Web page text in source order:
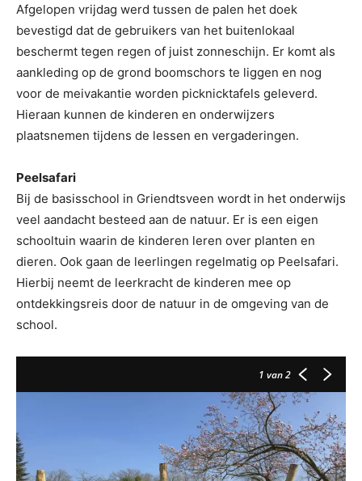
Afgelopen vrijdag werd tussen de palen het doek
bevestigd dat de gebruikers van het buitenlokaal
beschermt tegen regen of juist zonneschijn. Er komt als
aankleding op de grond boomschors te liggen en nog
voor de meivakantie worden picknicktafels geleverd.
Hieraan kunnen de kinderen en onderwijzers
plaatsnemen tijdens de lessen en vergaderingen.
Peelsafari
Bij de basisschool in Griendtsveen wordt in het onderwijs
veel aandacht besteed aan de natuur. Er is een eigen
schooltuin waarin de kinderen leren over planten en
dieren. Ook gaan de leerlingen regelmatig op Peelsafari.
Hierbij neemt de leerkracht de kinderen mee op
ontdekkingsreis door de natuur in de omgeving van de
school.
1 van 2